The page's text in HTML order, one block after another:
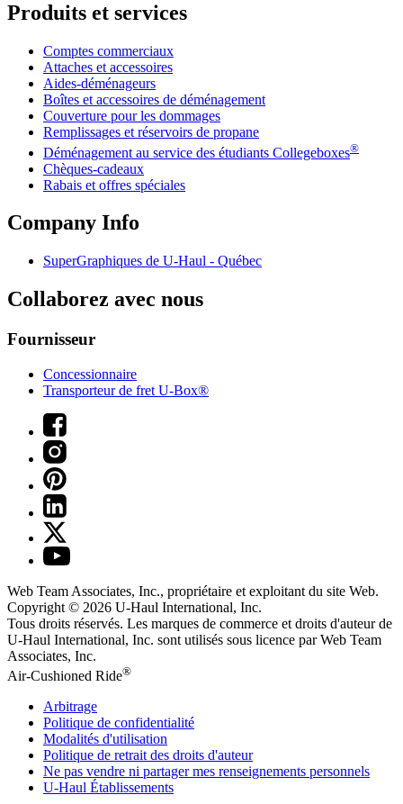
Produits et services
Comptes commerciaux
Attaches et accessoires
Aides-déménageurs
Boîtes et accessoires de déménagement
Couverture pour les dommages
Remplissages et réservoirs de propane
Déménagement au service des étudiants Collegeboxes®
Chèques-cadeaux
Rabais et offres spéciales
Company Info
SuperGraphiques de U-Haul - Québec
Collaborez avec nous
Fournisseur
Concessionnaire
Transporteur de fret U-Box®
Web Team Associates, Inc., propriétaire et exploitant du site Web.
Copyright © 2026 U-Haul International, Inc.
Tous droits réservés. Les marques de commerce et droits d'auteur de
U-Haul International, Inc. sont utilisés sous licence par Web Team
Associates, Inc.
Air-Cushioned Ride®
Arbitrage
Politique de confidentialité
Modalités d'utilisation
Politique de retrait des droits d'auteur
Ne pas vendre ni partager mes renseignements personnels
U-Haul Établissements